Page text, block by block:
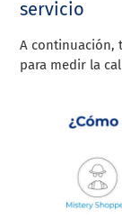
servicio
A continuación,
para medir la